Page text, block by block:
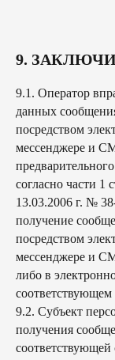
9.
9.1. Оператор
данных
посредством
мессенджере и
согласно части 1
13.03.2006 г. №
получение
посредством
мессенджере и
либо в
9.2. Субъект
получения